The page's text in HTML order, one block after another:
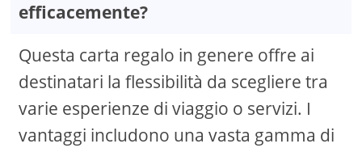
efficacemente?
Questa carta regalo in genere offre ai
destinatari la flessibilità da scegliere tra
varie esperienze di viaggio o servizi. I
vantaggi includono una vasta gamma di